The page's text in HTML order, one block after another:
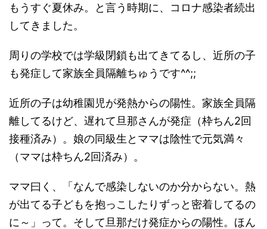
もうすぐ夏休み。と言う時期に、コロナ感染者続出
してきました。
周りの学校では学級閉鎖も出てきてるし、近所の子
も発症して家族全員隔離ちゅうです^^;;
近所の子は幼稚園児が発熱からの陽性。家族全員隔
離してるけど、遅れて旦那さんが発症（枠ちん2回
接種済み）。娘の同級生とママは陰性で元気満々
（ママは枠ちん2回済み）。
ママ曰く、「なんで感染しないのか分からない。熱
が出てる子どもを抱っこしたりずっと密着してるの
に～」って。そして旦那だけ発症からの陽性。ほん